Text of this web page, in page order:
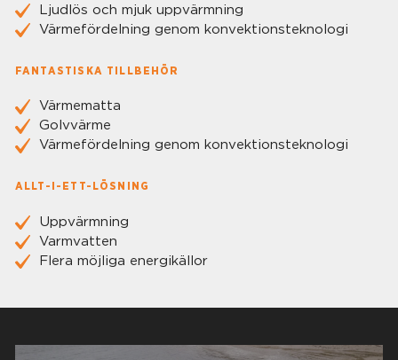
Ljudlös och mjuk uppvärmning
Värmefördelning genom konvektionsteknologi
FANTASTISKA TILLBEHÖR
Värmematta
Golvvärme
Värmefördelning genom konvektionsteknologi
ALLT-I-ETT-LÖSNING
Uppvärmning
Varmvatten
Flera möjliga energikällor